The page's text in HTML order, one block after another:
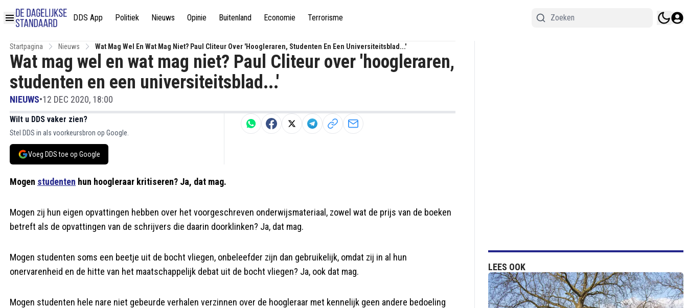
DDS App Politiek Nieuws Opinie Buitenland Economie Terrorisme
Startpagina Nieuws Wat Mag Wel En Wat Mag Niet? Paul Cliteur Over 'hoogleraren, Studenten En Een Universiteitsblad...'
Wat mag wel en wat mag niet? Paul Cliteur over 'hoogleraren,
studenten en een universiteitsblad...'
NIEUWS•12 DEC 2020, 18:00
Wilt u DDS vaker zien?
Stel DDS in als voorkeursbron op Google.
Voeg DDS toe op Google
Mogen studenten hun hoogleraar kritiseren? Ja, dat mag.
Mogen zij hun eigen opvattingen hebben over het voorgeschreven onderwijsmateriaal, zowel wat de prijs van de boeken
betreft als de opvattingen van de schrijvers die daarin doorklinken? Ja, dat mag.
Mogen studenten soms een beetje uit de bocht vliegen, onbeleefder zijn dan gebruikelijk, omdat zij in al hun
onervarenheid en de hitte van het maatschappelijk debat uit de bocht vliegen? Ja, ook dat mag.
Mogen studenten hele nare niet gebeurde verhalen verzinnen over de hoogleraar met kennelijk geen andere bedoeling
LEES OOK